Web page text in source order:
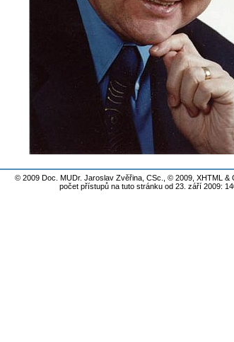
© 2009 Doc. MUDr. Jaroslav Zvěřina, CSc., © 2009, XHTML &
počet přístupů na tuto stránku od 23. září 2009: